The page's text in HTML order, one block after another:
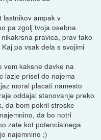
lastnikov ampak v
pa zgolj tvoja osebna
pravica, prav tako
pa vsak dela s svojimi
vem kaksne davke na
lazje prisel do najema
moral placati namesto
oddajal stanovanje preko
da bom pokril stroske
da bo notri
zate kot potencialnega
najemnino ;)